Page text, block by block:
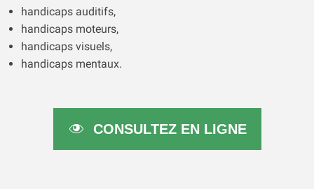
handicaps auditifs,
handicaps moteurs,
handicaps visuels,
handicaps mentaux.
CONSULTEZ EN LIGNE